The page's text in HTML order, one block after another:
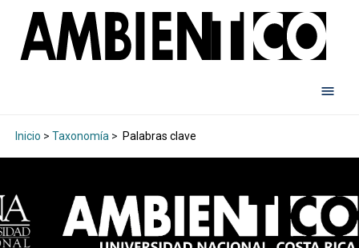
Inicio > Taxonomía > Palabras clave